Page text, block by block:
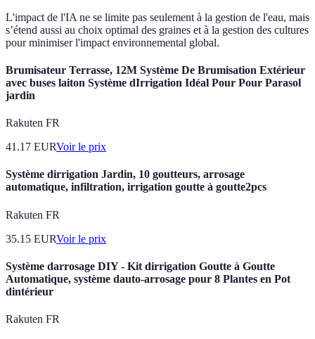
L'impact de l'IA ne se limite pas seulement à la gestion de l'eau, mais
s’étend aussi au choix optimal des graines et à la gestion des cultures
pour minimiser l'impact environnemental global.
Brumisateur Terrasse, 12M Système De Brumisation Extérieur
avec buses laiton Système dIrrigation Idéal Pour Pour Parasol
jardin
Rakuten FR
41.17 EURVoir le prix
Système dirrigation Jardin, 10 goutteurs, arrosage
automatique, infiltration, irrigation goutte à goutte2pcs
Rakuten FR
35.15 EURVoir le prix
Système darrosage DIY - Kit dirrigation Goutte à Goutte
Automatique, système dauto-arrosage pour 8 Plantes en Pot
dintérieur
Rakuten FR